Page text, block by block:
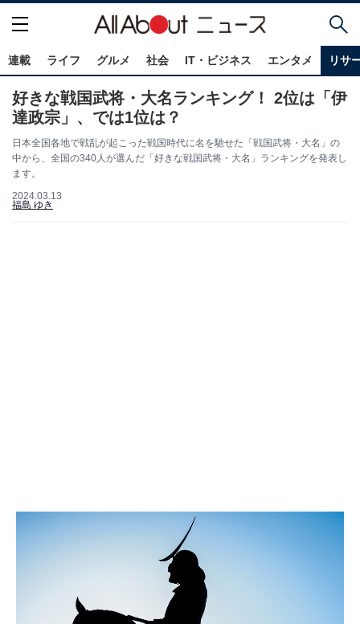
連載 ライフ グルメ 社会 IT・ビジネス エンタメ リサ
好きな戦国武将・大名ランキング！ 2位は「伊
達政宗」、では1位は？
日本全国各地で戦乱が起こった戦国時代に名を馳せた「戦国武将・大名」の
中から、全国の340人が選んだ「好きな戦国武将・大名」ランキングを発表し
ます。
2024.03.13
福島 ゆき